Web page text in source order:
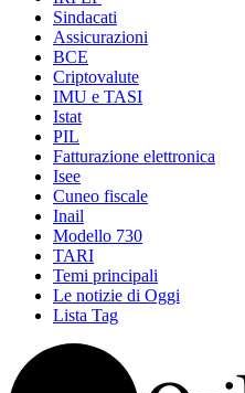
Sindacati
Assicurazioni
BCE
Criptovalute
IMU e TASI
Istat
PIL
Fatturazione elettronica
Isee
Cuneo fiscale
Inail
Modello 730
TARI
Temi principali
Le notizie di Oggi
Lista Tag